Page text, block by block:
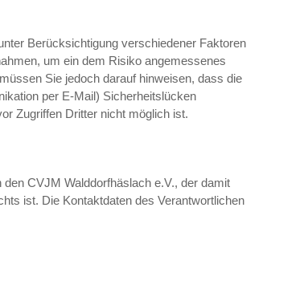
Berücksichtigung verschiedener Faktoren
um ein dem Risiko angemessenes
Sie jedoch darauf hinweisen, dass die
per E-Mail) Sicherheitslücken
Zugriffen Dritter nicht möglich ist.
CVJM Walddorfhäslach e.V., der damit
ist. Die Kontaktdaten des Verantwortlichen